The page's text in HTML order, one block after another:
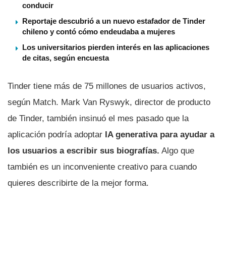
conducir
Reportaje descubrió a un nuevo estafador de Tinder
chileno y contó cómo endeudaba a mujeres
Los universitarios pierden interés en las aplicaciones
de citas, según encuesta
Tinder tiene más de 75 millones de usuarios activos,
según Match. Mark Van Ryswyk, director de producto
de Tinder, también insinuó el mes pasado que la
aplicación podría adoptar IA generativa para ayudar a
los usuarios a escribir sus biografías. Algo que
también es un inconveniente creativo para cuando
quieres describirte de la mejor forma.